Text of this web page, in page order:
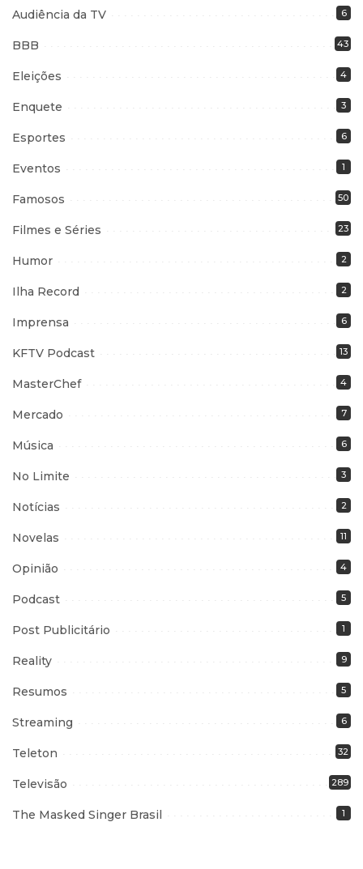
Audiência da TV 6
BBB 43
Eleições 4
Enquete 3
Esportes 6
Eventos 1
Famosos 50
Filmes e Séries 23
Humor 2
Ilha Record 2
Imprensa 6
KFTV Podcast 13
MasterChef 4
Mercado 7
Música 6
No Limite 3
Notícias 2
Novelas 11
Opinião 4
Podcast 5
Post Publicitário 1
Reality 9
Resumos 5
Streaming 6
Teleton 32
Televisão 289
The Masked Singer Brasil 1